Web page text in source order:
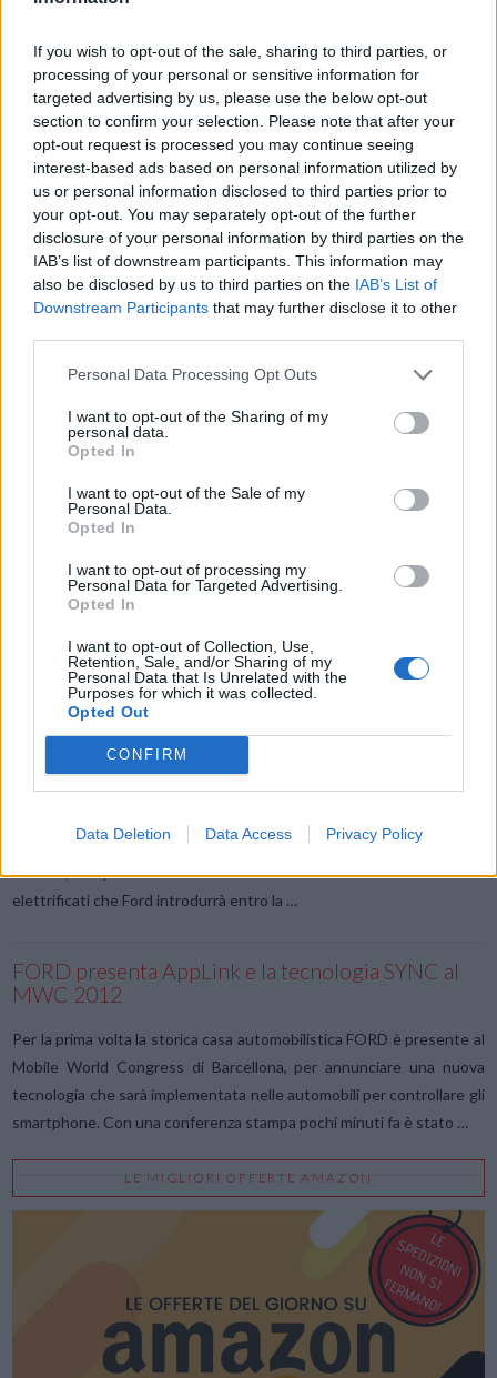
If you wish to opt-out of the sale, sharing to third parties, or
processing of your personal or sensitive information for
targeted advertising by us, please use the below opt-out
section to confirm your selection. Please note that after your
opt-out request is processed you may continue seeing
interest-based ads based on personal information utilized by
us or personal information disclosed to third parties prior to
your opt-out. You may separately opt-out of the further
disclosure of your personal information by third parties on the
IAB’s list of downstream participants. This information may
also be disclosed by us to third parties on the IAB’s List of
Downstream Participants that may further disclose it to other
Personal Data Processing Opt Outs
I want to opt-out of the Sharing of my
personal data.
Opted In
I want to opt-out of the Sale of my
Personal Data.
Opted In
I want to opt-out of processing my
Personal Data for Targeted Advertising.
Opted In
I want to opt-out of Collection, Use,
Retention, Sale, and/or Sharing of my
Personal Data that Is Unrelated with the
Purposes for which it was collected.
Opted Out
CONFIRM
Data Deletion Data Access Privacy Policy
VIEW POST
Ford Share The Road: una nuova tecnologia a
tutela di tutti gli utenti della strada
Ogni anno, migliaia di incidenti sono causati dall’apertura
inaspettata di una portiera da parte di conducenti o passeggeri
distratti. Il così detto car dooring coinvolge, con sinistri spesso gravi
e, in alcuni casi fatali, più di 60 ciclisti, ogni anno, …
VIEW POST
Ford Puma è la vettura ibrida più venduta in Italia,
nei primi due mesi del 2020
affascinante, spazioso e tecnologico, è la vettura ibrida più venduta
in Italia, nei primi due mesi del 2020. Puma è uno dei 14 modelli
elettrificati che Ford introdurrà entro la …
FORD presenta AppLink e la tecnologia SYNC al
MWC 2012
Per la prima volta la storica casa automobilistica FORD è presente al
Mobile World Congress di Barcellona, per annunciare una nuova
tecnologia che sarà implementata nelle automobili per controllare gli
smartphone. Con una conferenza stampa pochi minuti fa è stato …
LE MIGLIORI OFFERTE AMAZON